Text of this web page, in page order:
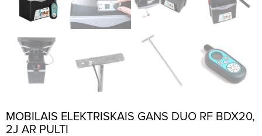
MOBILAIS ELEKTRISKAIS GANS DUO RF BDX20,
2J AR PULTI